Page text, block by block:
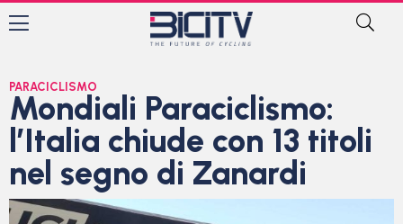
PARACICLISMO
Mondiali Paraciclismo:
l’Italia chiude con 13 titoli
nel segno di Zanardi